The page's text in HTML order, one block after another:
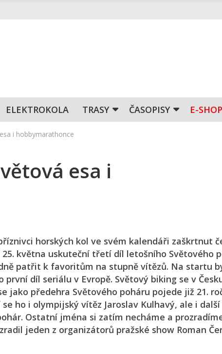
ELEKTROKOLA TRASY ČASOPISY E-SHOP
i hobbymarathonce
esa i
horských kol ve svém kalendáři zaškrtnut
května uskuteční třetí díl letošního Světového
patřit k favoritům na stupně vítězů. Na startu
díl seriálu v Evropě. Světový biking se v
jako předehra Světového poháru pojede již 21.
ho i olympijský vítěz Jaroslav Kulhavý, ale i
Ostatní jména si zatím necháme a
jeden z organizátorů pražské show Roman